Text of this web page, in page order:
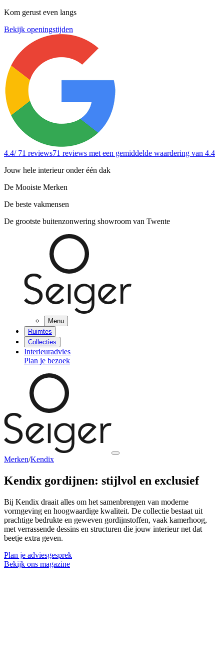
Kom gerust even langs
Bekijk openingstijden
4.4/ 71 reviews71 reviews met een gemiddelde waardering van 4.4
Jouw hele interieur onder één dak
De Mooiste Merken
De beste vakmensen
De grootste buitenzonwering showroom van Twente
Menu
Ruimtes
Collecties
Interieuradvies
Plan je bezoek
Merken/Kendix
Kendix gordijnen: stijlvol en exclusief
Bij Kendix draait alles om het samenbrengen van moderne
vormgeving en hoogwaardige kwaliteit. De collectie bestaat uit
prachtige bedrukte en geweven gordijnstoffen, vaak kamerhoog,
met verrassende dessins en structuren die jouw interieur net dat
beetje extra geven.
Plan je adviesgesprek
Bekijk ons magazine